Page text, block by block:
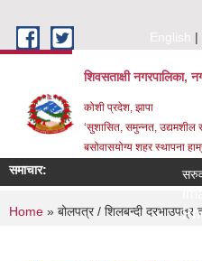
English
शिवसताक्षी नगरपालिका,
कोशी प्रदेश, झापा
‘सुशासित, समुन्‍नत, उद्यमशील
बसोवासयोग्य शहर स्थापना
समाचार:
You are here
Home » बोलपत्र / शिलबन्दी दरभाउपत्र